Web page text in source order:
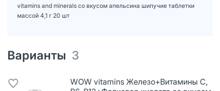
vitamins and minerals со вкусом апельсина шипучие таблетки
массой 4,1 г 20 шт
Варианты 3
WOW vitamins Железо+Витамины С,